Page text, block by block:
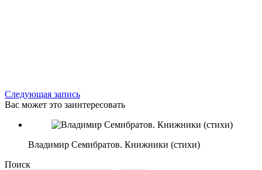
Следующая запись
Вас может это заинтересовать
Владимир Семибратов. Книжники (стихи)
Поиск